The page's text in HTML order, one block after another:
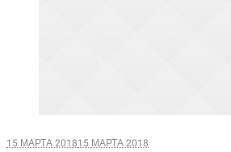
15 МАРТА 201815 МАРТА 2018